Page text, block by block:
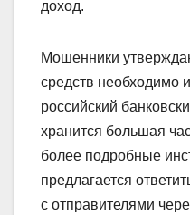
доход.
Мошенники
средств необходимо
российский
хранится большая
более подробные
предлагается
с отправителями